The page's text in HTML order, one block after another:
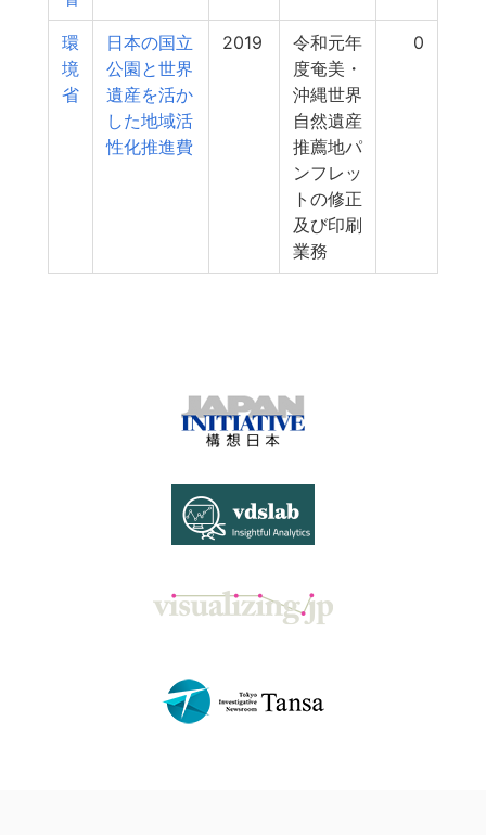
環
境
省
日本の国立
公園と世界
遺産を活か
した地域活
性化推進費
2019
令和元年
度奄美・
沖縄世界
自然遺産
推薦地パ
ンフレッ
トの修正
及び印刷
業務
0